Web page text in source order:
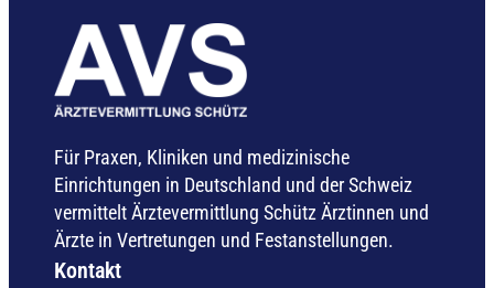
Für Praxen, Kliniken und medizinische
Einrichtungen in Deutschland und der Schweiz
vermittelt Ärztevermittlung Schütz Ärztinnen und
Ärzte in Vertretungen und Festanstellungen.
Kontakt